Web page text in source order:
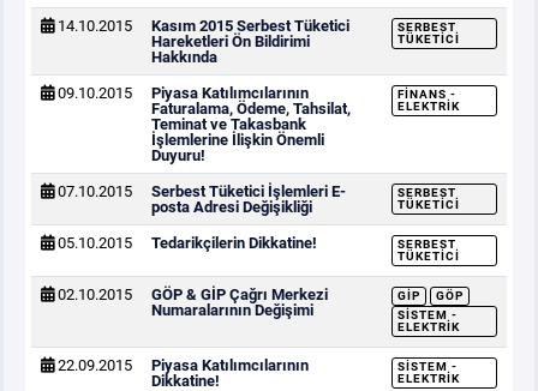
14.10.2015
Kasım 2015 Serbest Tüketici
Hareketleri Ön Bildirimi
Hakkında
SERBEST
TÜKETICI
09.10.2015
Piyasa Katılımcılarının
Faturalama, Ödeme, Tahsilat,
Teminat ve Takasbank
İşlemlerine İlişkin Önemli
Duyuru!
FINANS -
ELEKTRIK
07.10.2015
Serbest Tüketici İşlemleri E-
posta Adresi Değişikliği
SERBEST
TÜKETICI
05.10.2015 Tedarikçilerin Dikkatine!
SERBEST
TÜKETICI
02.10.2015
GÖP & GİP Çağrı Merkezi
Numaralarının Değişimi
GİP
GÖP
SISTEM -
ELEKTRIK
22.09.2015
Piyasa Katılımcılarının
Dikkatine!
SISTEM -
ELEKTRIK